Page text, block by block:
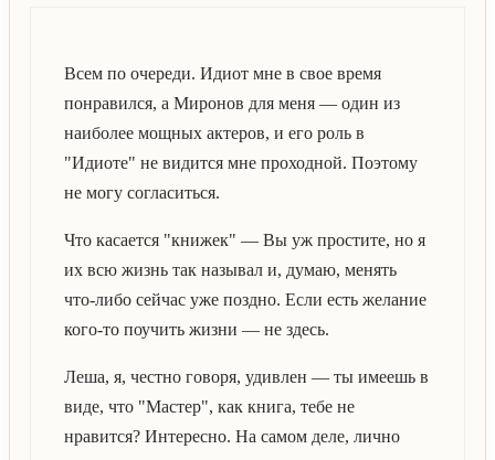
Всем по очереди. Идиот мне в свое время
понравился, а Миронов для меня — один из
наиболее мощных актеров, и его роль в
"Идиоте" не видится мне проходной. Поэтому
не могу согласиться.
Что касается "книжек" — Вы уж простите, но я
их всю жизнь так называл и, думаю, менять
что-либо сейчас уже поздно. Если есть желание
кого-то поучить жизни — не здесь.
Леша, я, честно говоря, удивлен — ты имеешь в
виде, что "Мастер", как книга, тебе не
нравится? Интересно. На самом деле, лично